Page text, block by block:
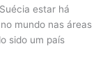
estar há
mundo nas áreas
sido um país